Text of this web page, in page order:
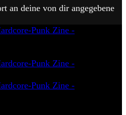
an deine von dir angegebene